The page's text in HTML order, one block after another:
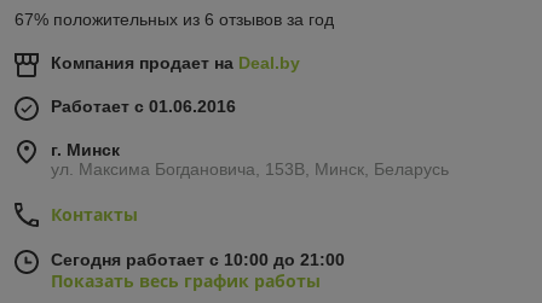
67% положительных из 6 отзывов за год
Компания продает на Deal.by
Работает с 01.06.2016
г. Минск
ул. Максима Богдановича, 153В, Минск, Беларусь
Контакты
Сегодня работает с 10:00 до 21:00
Показать весь график работы